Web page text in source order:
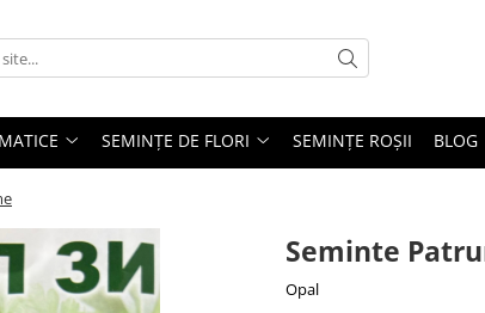
SEMINȚE DE FLORI SEMINȚE ROȘII BLOG
Seminte
Opal